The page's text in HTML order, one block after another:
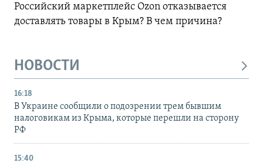
Российский маркетплейс Ozon отказывается
доставлять товары в Крым? В чем причина?
НОВОСТИ
16:18
В Украине сообщили о подозрении трем бывшим
налоговикам из Крыма, которые перешли на сторону
РФ
15:40